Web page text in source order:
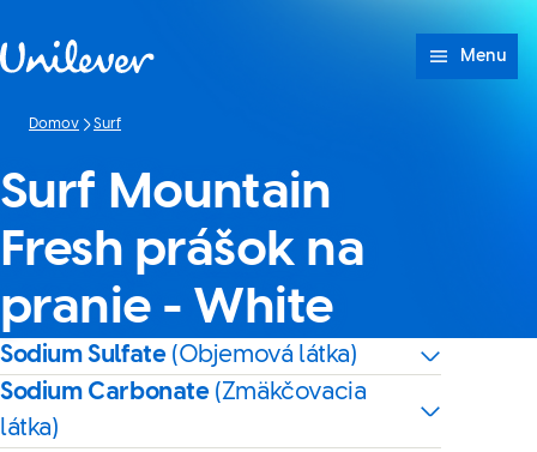
Menu
Domov Surf
Surf Mountain
Fresh prášok na
pranie - White
Sodium Sulfate (Objemová látka)
Sodium Carbonate (Zmäkčovacia
látka)